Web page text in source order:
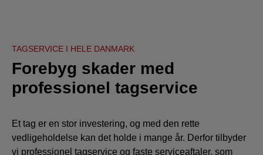
TAGSERVICE I HELE DANMARK
Forebyg skader med
professionel tagservice
Et tag er en stor investering, og med den rette
vedligeholdelse kan det holde i mange år. Derfor tilbyder
vi professionel tagservice og faste serviceaftaler, som